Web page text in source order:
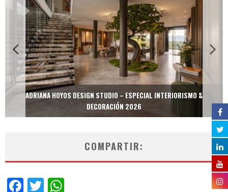
ADRIANA HOYOS DESIGN STUDIO – ESPECIAL INTERIORISMO &
DECORACIÓN 2026
COMPARTIR:
Facebook
Twitter